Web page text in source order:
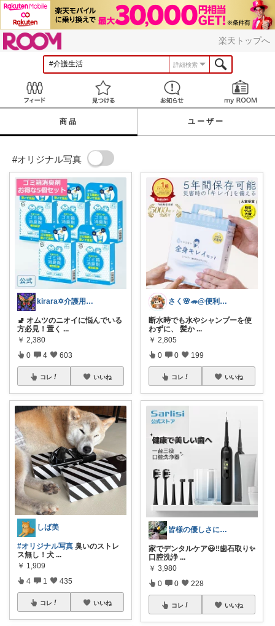
楽天トップへ
詳細検索
見つける お知らせ
商品 ユーザー
#オリジナル写真
kirara✡介護用品🌈
🚽 オムツのニオイに悩んでいる
方必見！置く ...
￥ 2,380
0 4 603
コレ いいね
しば美
#オリジナル写真 臭いのストレ
ス無し！犬 ...
￥ 1,909
4 1 435
コレ いいね
さく🌸🦔@便利でかわいいを探す旅
断水時でも水やシャンプーを使
わずに、 髪か ...
￥ 2,805
0 0 199
コレ いいね
皆様の優しさに感謝です✨happyミルク
家でデンタルケア😃‼️歯石取り✨
口腔洗浄 ...
￥ 3,980
0 0 228
コレ いいね